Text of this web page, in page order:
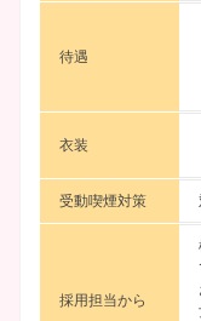
待遇
衣装
受動喫煙対策
採用担当から